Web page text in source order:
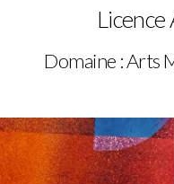
Domaine : Arts